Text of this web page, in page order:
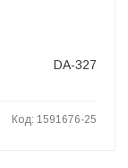
DA-327
Код: 1591676-25